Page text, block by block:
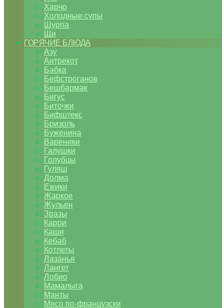
Харчо
Холодные супы
Шурпа
Щи
ГОРЯЧИЕ БЛЮДА
Азу
Антрекот
Бабка
Бефстроганов
Бешбармак
Бигус
Биточки
Бифштекс
Бризоль
Буженина
Вареники
Галушки
Голубцы
Гуляш
Долма
Ежики
Жаркое
Жульен
Зразы
Карри
Каши
Кебаб
Котлеты
Лазанья
Лангет
Лобио
Мамалыга
Манты
Мясо по-французски